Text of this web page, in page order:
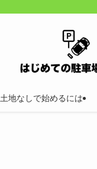
土地なしで始めるには